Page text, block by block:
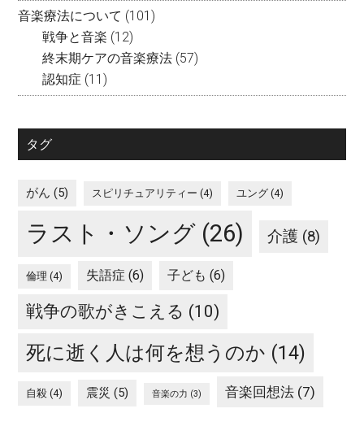
音楽療法について (101)
戦争と音楽 (12)
終末期ケアの音楽療法 (57)
認知症 (11)
タグ
がん (5) スピリチュアリティー (4) ユング (4)
ラスト・ソング (26) 介護 (8)
倫理 (4) 失語症 (6) 子ども (6)
戦争の歌がきこえる (10)
死に逝く人は何を想うのか (14)
自殺 (4) 震災 (5) 音楽の力 (3) 音楽回想法 (7)